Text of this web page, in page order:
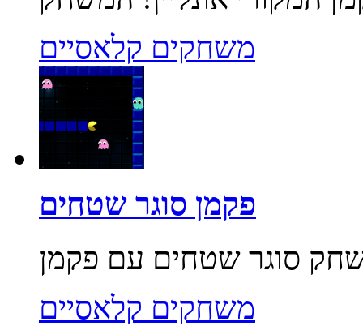
משחקים קלאסיים
פקמן סוגר שטחים
משחקים קלאסיים